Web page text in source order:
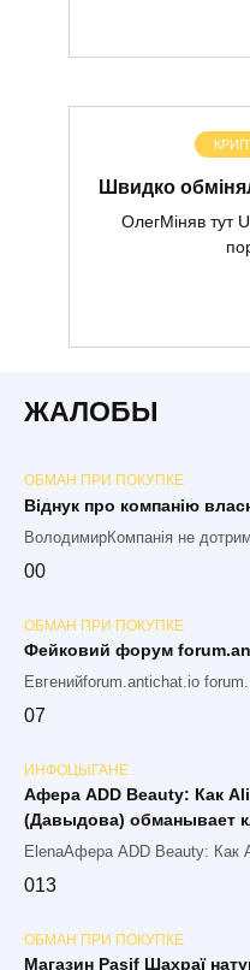
Швидко
ОлегМіняв тут
ЖАЛОБЫ
ОБМАН ПРИ ПОКУПКЕ
Віднук про компанію
ВолодимирКомпанія не
00
ОБМАН ПРИ ПОКУПКЕ
Фейковий форум
Евгенийforum.antichat.io forum.
07
ИНФОЦЫГАНЕ
Афера ADD Beauty: Как
(Давыдова) обманывает
ElenaАфера ADD Beauty: Как
013
ОБМАН ПРИ ПОКУПКЕ
Магазин Pasif Шахраї